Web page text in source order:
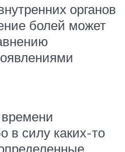
органов
болей может
в силу каких-то